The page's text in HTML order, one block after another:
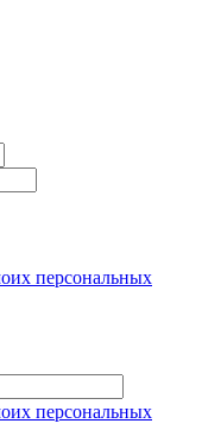
персональных
персональных